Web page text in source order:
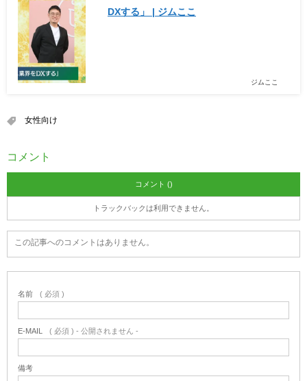
DXする」 | ジムここ
ジムここ
女性向け
コメント
コメント ()
トラックバックは利用できません。
この記事へのコメントはありません。
名前 ( 必須 )
E-MAIL ( 必須 ) - 公開されません -
備考